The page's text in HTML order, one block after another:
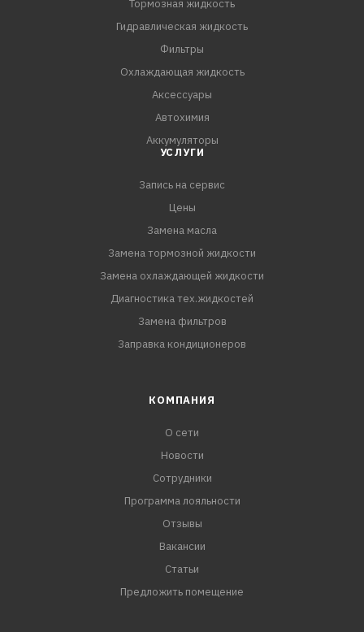
Тормозная жидкость
Гидравлическая жидкость
Фильтры
Охлаждающая жидкость
Аксессуары
Автохимия
Аккумуляторы
УСЛУГИ
Запись на сервис
Цены
Замена масла
Замена тормозной жидкости
Замена охлаждающей жидкости
Диагностика тех.жидкостей
Замена фильтров
Заправка кондиционеров
КОМПАНИЯ
О сети
Новости
Сотрудники
Программа лояльности
Отзывы
Вакансии
Статьи
Предложить помещение